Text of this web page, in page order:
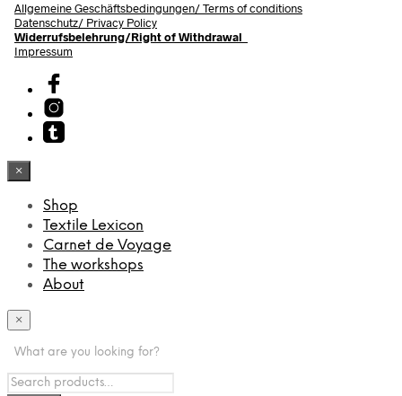
Allgemeine Geschäftsbedingungen/Terms of conditions
Datenschutz/ Privacy Policy
Widerrufsbelehrung/Right of Withdrawal
Impressum
×
Shop
Textile Lexicon
Carnet de Voyage
The workshops
About
×
What are you looking for?